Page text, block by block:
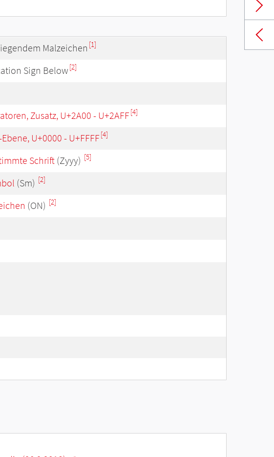
Malzeichen [1]
Sign Below [2]
Zusatz, U+2A00 - U+2AFF[4]
U+0000 - U+FFFF[4]
Schrift (Zyyy) [5]
(Sm) [2]
(ON) [2]